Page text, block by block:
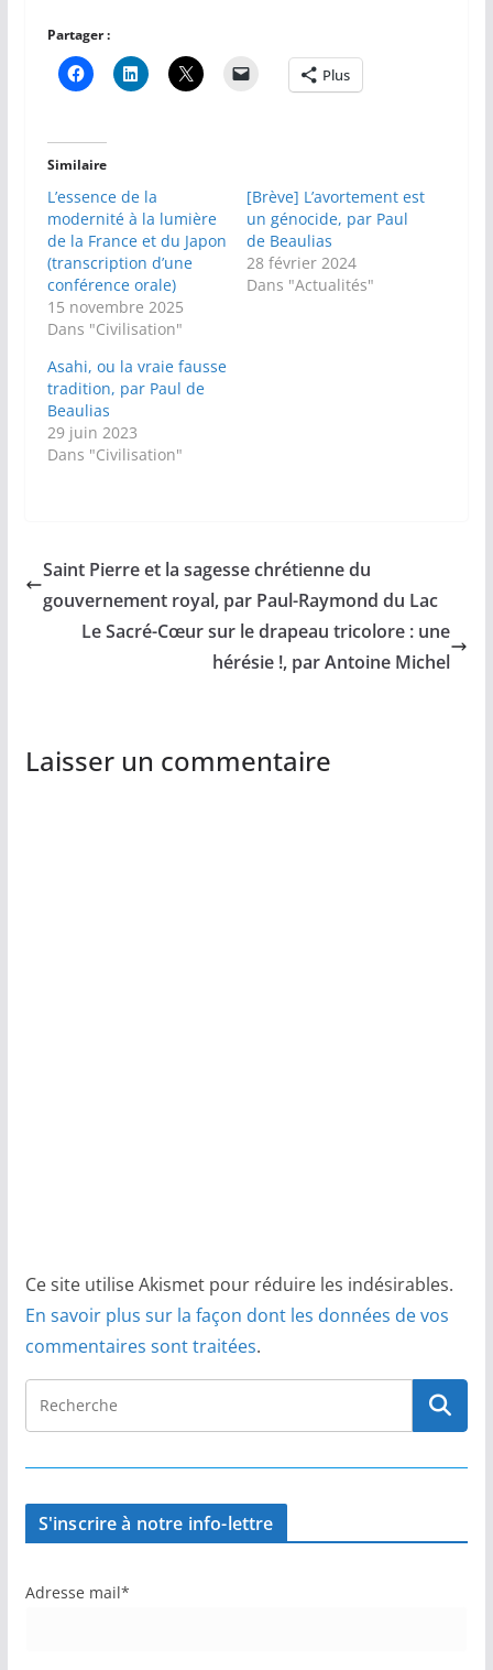
Partager :
Plus
Similaire
L’essence de la
modernité à la lumière
de la France et du Japon
(transcription d’une
conférence orale)
15 novembre 2025
Dans "Civilisation"
[Brève] L’avortement est
un génocide, par Paul
de Beaulias
28 février 2024
Dans "Actualités"
Asahi, ou la vraie fausse
tradition, par Paul de
Beaulias
29 juin 2023
Dans "Civilisation"
Saint Pierre et la sagesse chrétienne du
gouvernement royal, par Paul-Raymond du Lac
Le Sacré-Cœur sur le drapeau tricolore : une
hérésie !, par Antoine Michel
Laisser un commentaire
Ce site utilise Akismet pour réduire les indésirables.
En savoir plus sur la façon dont les données de vos
commentaires sont traitées.
S'inscrire à notre info-lettre
Adresse mail*